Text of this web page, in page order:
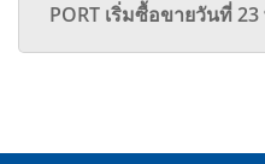
PORT เริ่มซื้อขายวันที่